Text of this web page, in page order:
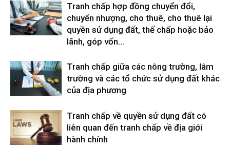
Tranh chấp hợp đồng chuyển đổi,
chuyển nhượng, cho thuê, cho thuê lại
quyền sử dụng đất, thế chấp hoặc bảo
lãnh, góp vốn...
Tranh chấp giữa các nông trường, lâm
trường và các tổ chức sử dụng đất khác
của địa phương
Tranh chấp về quyền sử dụng đất có
liên quan đến tranh chấp về địa giới
hành chính